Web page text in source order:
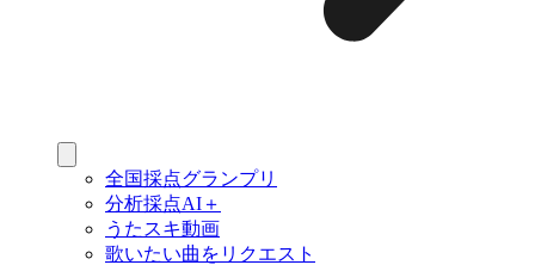
全国採点グランプリ
分析採点AI＋
うたスキ動画
歌いたい曲をリクエスト